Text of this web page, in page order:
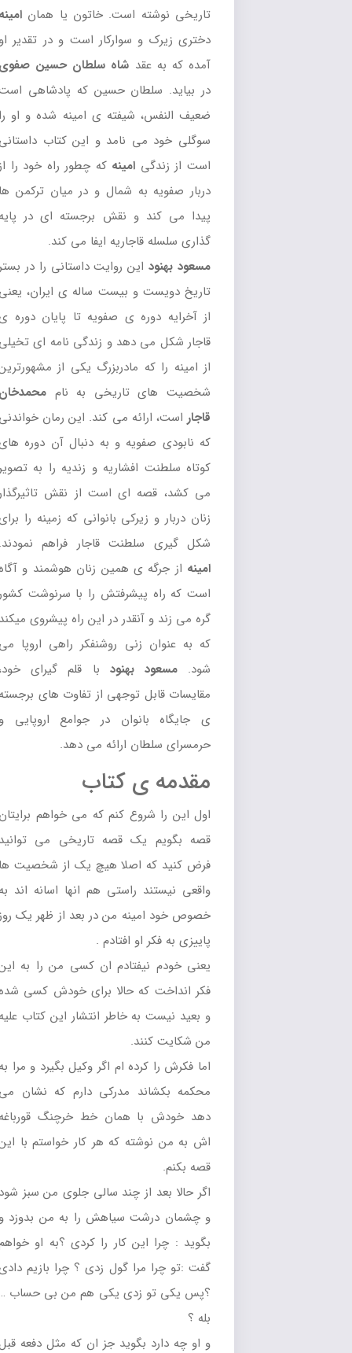
تاریخی نوشته است. خاتون یا همان امینه
دختری زیرک و سوارکار است و در تقدیر او
آمده که به عقد شاه سلطان حسین صفوی
در بیاید. سلطان حسین که پادشاهی است
ضعیف النفس، شیفته ی امینه شده و او را
سوگلی خود می نامد و این کتاب داستانی
است از زندگی امینهکه چطور راه خود را از
دربار صفویه به شمال و در میان ترکمن ها
پیدا می کند و نقش برجسته ای در پایه
گذاری سلسله قاجاریه ایفا می کند.
مسعود بهنوداین روایت داستانی را در بستر
تاریخ دویست و بیست ساله ی ایران، یعنی
از آخرایه دوره ی صفویه تا پایان دوره ی
قاجار شکل می دهد و زندگی نامه ای تخیلی
از امینه را که مادربزرگ یکی از مشهورترین
شخصیت های تاریخی به نام محمدخان
است، ارائه می کند. این رمان خواندنی
که نابودی صفویه و به دنبال آن دوره های
کوتاه سلطنت افشاریه و زندیه را به تصویر
می کشد، قصه ای است از نقش تاثیرگذار
زنان دربار و زیرکی بانوانی که زمینه را برای
شکل گیری سلطنت قاجار فراهم نمودند.
از جرگه ی همین زنان هوشمند و آگاه
است که راه پیشرفتش را با سرنوشت کشور
گره می زند و آنقدر در این راه پیشروی میکند
که به عنوان زنی روشنفکر راهی اروپا می
مسعود بهنودبا قلم گیرای خود،
مقایسات قابل توجهی از تفاوت های برجسته
ی جایگاه بانوان در جوامع اروپایی و
حرمسرای سلطان ارائه می دهد.
مقدمه ی کتاب
اول اين را شروع کنم که مي خواهم برايتان
قصه بگويم يک قصه تاريخي مي توانيد
فرض کنيد که اصلا هيچ يک از شخصيت ها
واقعي نيستند راستي هم انها اسانه اند به
خصوص خود امينه من در بعد از ظهر يک روز
پاييزي به فکر او افتادم .
يعني خودم نيفتادم ان کسي من را به اين
فکر انداخت که حالا براي خودش کسي شده
و بعيد نيست به خاطر انتشار اين کتاب عليه
من شکايت کنند.
اما فکرش را کرده ام اگر وکيل بگيرد و مرا به
محکمه بکشاند مدرکي دارم که نشان مي
دهد خودش با همان خط خرچنگ قورباغه
اش به من نوشته که هر کار خواستم با اين
قصه بکنم.
اگر حالا بعد از چند سالي جلوي من سبز شود
و چشمان درشت سياهش را به من بدوزد و
بگويد : چرا اين کار را کردي ؟به او خواهم
گفت :تو چرا مرا گول زدي ؟ چرا بازيم دادي
؟پس يکي تو زدي يکي هم من بي حساب …
و او چه دارد بگويد جز ان که مثل دفعه قبل